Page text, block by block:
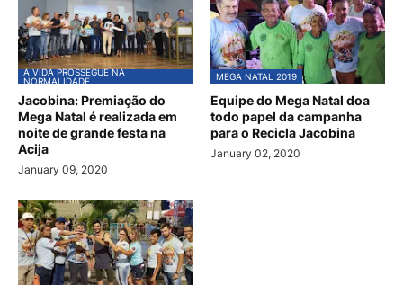
A VIDA PROSSEGUE NA
NORMALIDADE
Jacobina: Premiação do
Mega Natal é realizada em
noite de grande festa na
Acija
January 09, 2020
MEGA NATAL 2019
Equipe do Mega Natal doa
todo papel da campanha
para o Recicla Jacobina
January 02, 2020